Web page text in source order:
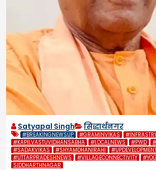
Satyapal Singh सिद्धार्थनगर
#BREAKINGNEWSUP #GRAMINVIKAS
#KAPILVASTUVIDHANSABHA
#LOCALNEWS #PWD
#SADAKVIKAS
#SHYAMDHANIRAHI
#UTTARPRADESHNEWS
#VILLAGECONNECTIVITY
SIDDHARTHNAGAR